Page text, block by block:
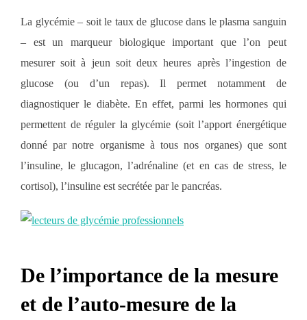
La glycémie – soit le taux de glucose dans le plasma sanguin
– est un marqueur biologique important que l’on peut
mesurer soit à jeun soit deux heures après l’ingestion de
glucose (ou d’un repas). Il permet notamment de
diagnostiquer le diabète. En effet, parmi les hormones qui
permettent de réguler la glycémie (soit l’apport énergétique
donné par notre organisme à tous nos organes) que sont
l’insuline, le glucagon, l’adrénaline (et en cas de stress, le
cortisol), l’insuline est secrétée par le pancréas.
De l’importance de la mesure
et de l’auto-mesure de la